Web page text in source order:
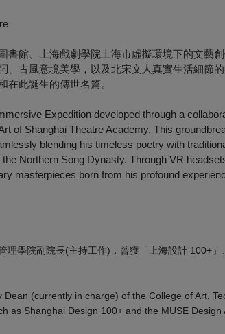
書館、上海戲劇學院上海市虛擬環境下的文藝
、古風意境美學，以及北宋文人真實生活細節
在此誕生的傳世名篇。
Expedition developed through a
of Shanghai Theatre Academy. This
blending his timeless poetry with
Northern Song Dynasty. Through VR
masterpieces born from his profound
理學院副院長(主持工作)，曾獲「上海設計 100+
(currently in charge) of the College of Art,
as Shanghai Design 100+ and the MUSE Design